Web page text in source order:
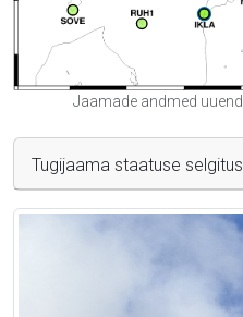
Jaamade andmed
Tugijaama staatuse